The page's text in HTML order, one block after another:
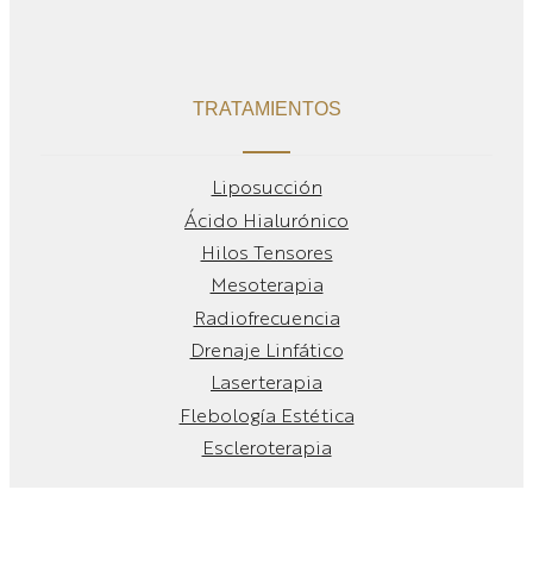
TRATAMIENTOS
Liposucción
Ácido Hialurónico
Hilos Tensores
Mesoterapia
Radiofrecuencia
Drenaje Linfático
Laserterapia
Flebología Estética
Escleroterapia